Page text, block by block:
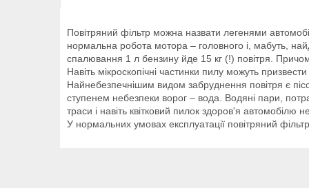
Повітряний фільтр можна назвати легенями
нормальна робота мотора – головного і, мабуть,
спалювання 1 л бензину йде 15 кг (!) повітря.
Навіть мікроскопічні частинки пилу можуть
Найнебезпечнішим видом забруднення повітря є
ступенем небезпеки ворог – вода. Водяні пари,
траси і навіть квітковий пилок здоров'я
У нормальних умовах експлуатації повітряний